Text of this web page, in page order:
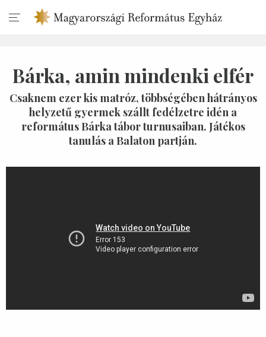
Bárka, amin mindenki elfér
Csaknem ezer kis matróz, többségében hátrányos
helyzetű gyermek szállt fedélzetre idén a
református Bárka tábor turnusaiban. Játékos
tanulás a Balaton partján.